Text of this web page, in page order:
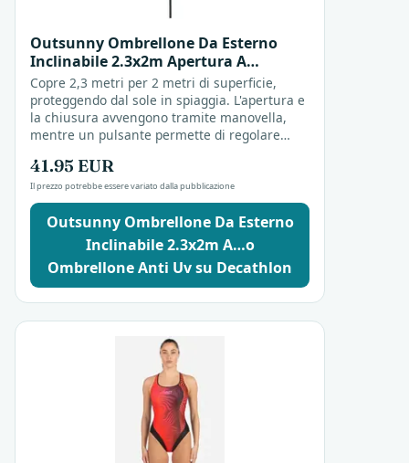
Outsunny Ombrellone Da Esterno
Inclinabile 2.3x2m Apertura A
Manovella Grigio Ombrellone Anti Uv
Copre 2,3 metri per 2 metri di superficie,
proteggendo dal sole in spiaggia. L'apertura e
la chiusura avvengono tramite manovella,
mentre un pulsante permette di regolare
resistere...
41.95 EUR
Il prezzo potrebbe essere variato dalla pubblicazione
Outsunny Ombrellone Da Esterno
Inclinabile 2.3x2m A…o
Ombrellone Anti Uv su Decathlon